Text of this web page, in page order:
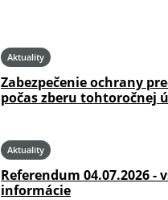
Aktuality
Zabezpečenie ochrany
počas zberu tohtoročnej
Aktuality
Referendum 04.07.2026 -
informácie